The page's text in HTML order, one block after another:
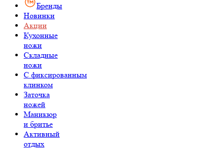
Бренды
Новинки
Акции
Кухонные
ножи
Складные
ножи
C фиксированным
клинком
Заточка
ножей
Маникюр
и бритье
Активный
отдых